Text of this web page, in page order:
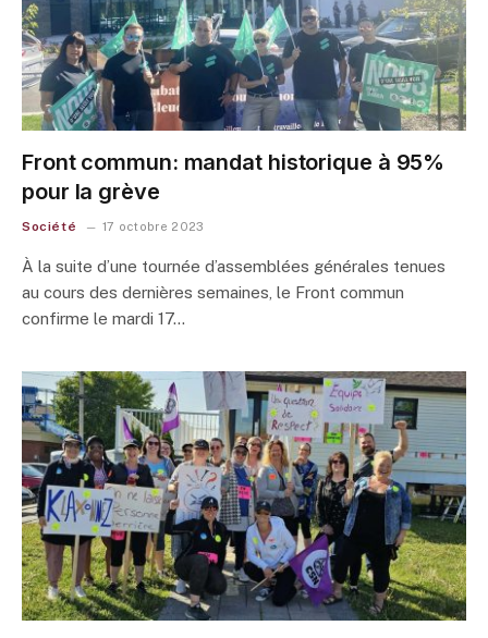
Front commun: mandat historique à 95%
pour la grève
Société 17 octobre 2023
À la suite d’une tournée d’assemblées générales tenues
au cours des dernières semaines, le Front commun
confirme le mardi 17…